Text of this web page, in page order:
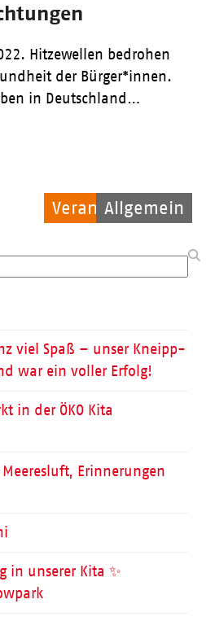
Veranstaltungen
Pflege
Allgemein
Hitzewellen bedrohen
der Bürger*innen.
in Deutschland…
viel Spaß – unser Kneipp-
war ein voller Erfolg!
in der ÖKO Kita
Erinnerungen
in unserer Kita ✨